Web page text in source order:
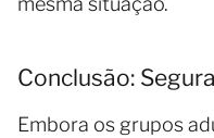
Conclusão:
Embora os grupos